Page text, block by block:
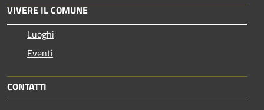
VIVERE IL COMUNE
Luoghi
Eventi
CONTATTI